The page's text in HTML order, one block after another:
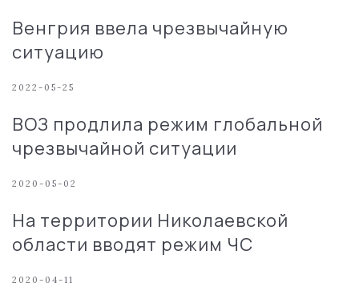
Венгрия ввела чрезвычайную
ситуацию
2022-05-25
ВОЗ продлила режим глобальной
чрезвычайной ситуации
2020-05-02
На территории Николаевской
области вводят режим ЧС
2020-04-11